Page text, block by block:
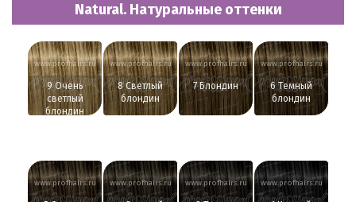
Natural. Натуральные оттенки
www.profhairs.ru
9 Очень
светлый
блондин
www.profhairs.ru
8 Светлый
блондин
www.profhairs.ru
7 Блондин
www.profhairs.ru
6 Темный
блондин
www.profhairs.ru www.profhairs.ru www.profhairs.ru www.profhairs.ru